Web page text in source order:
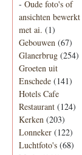
- Oude foto's of
ansichten bewerkt
met ai. (1)
Gebouwen (67)
Glanerbrug (254)
Groeten uit
Enschede (141)
Hotels Cafe
Restaurant (124)
Kerken (203)
Lonneker (122)
Luchtfoto's (68)